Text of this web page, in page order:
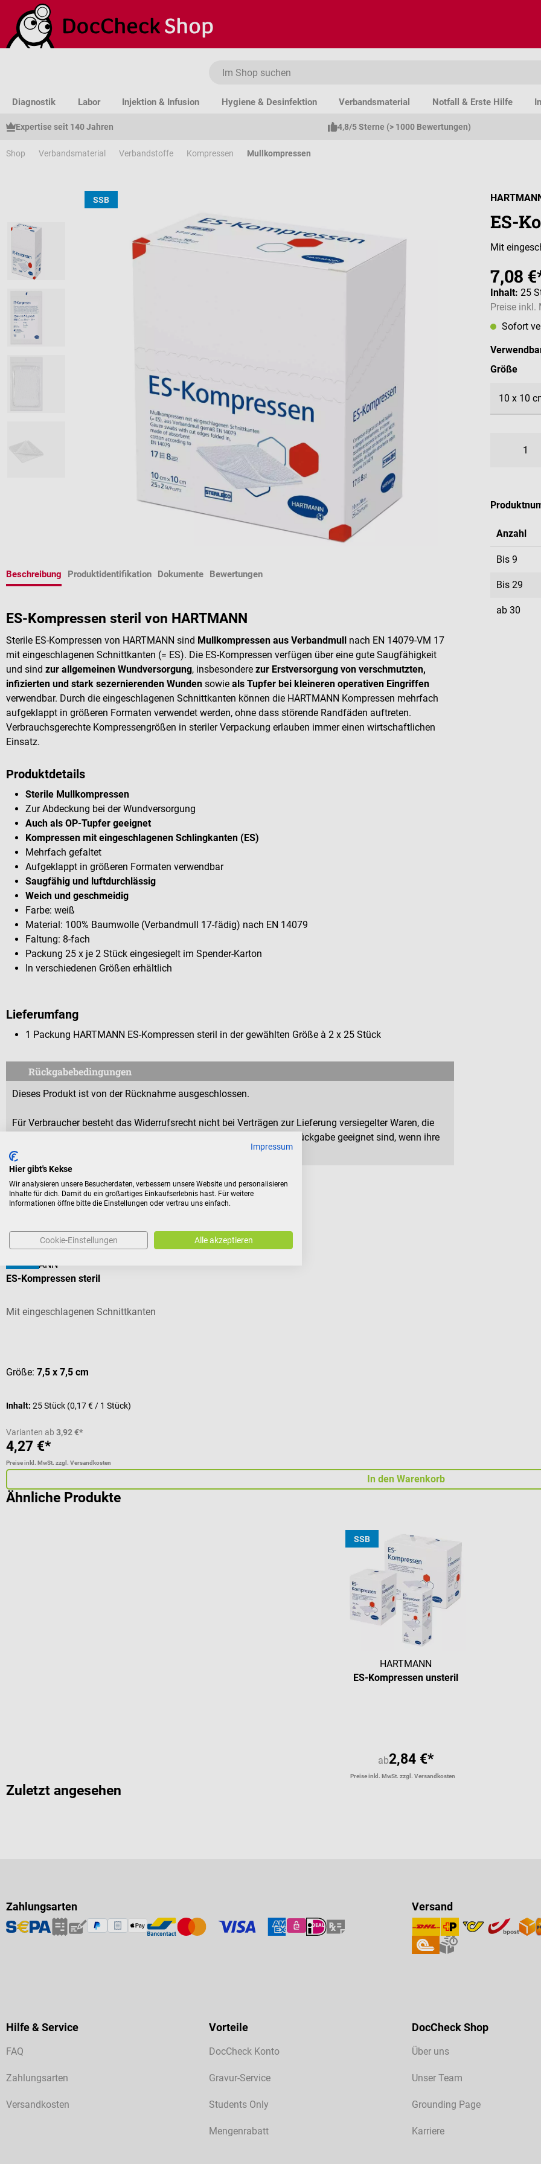
Hauptinhalt springen
Zur Suche springen
Zur Hauptnavigation springen
Diagnostik Labor Injektion & Infusion Hygiene & Desinfektion Verbandsmaterial Notfall & Erste Hilfe
Expertise seit 140 Jahren 4,8/5 Sterne (> 1000 Bewertungen)
Shop Verbandsmaterial Verbandstoffe Kompressen Mullkompressen
SSB
ES-
Mit
7,08
Inhalt:25
Preise inkl.
Sofort
Größe
Anzahl
Bis9
Bis29
ab30
Beschreibung Produktidentifikation Dokumente Bewertungen
ES-Kompressen steril von HARTMANN
Sterile ES-Kompressen von HARTMANN sind Mullkompressen aus Verbandmull
nach EN 14079-VM 17
mit eingeschlagenen Schnittkanten (= ES). Die ES-Kompressen verfügen über eine gute Saugfähigkeit
und sind zur allgemeinen Wundversorgung, insbesondere zur Erstversorgung von verschmutzten,
infizierten und stark sezernierenden Wunden sowie als Tupfer bei kleineren operativen Eingriffen
verwendbar. Durch die eingeschlagenen Schnittkanten können die HARTMANN Kompressen mehrfach
aufgeklappt in größeren Formaten verwendet werden, ohne dass störende Randfäden auftreten.
Verbrauchsgerechte Kompressengrößen in steriler Verpackung erlauben immer einen wirtschaftlichen
Einsatz.
Produktdetails
Sterile Mullkompressen
Zur Abdeckung bei der Wundversorgung
Auch als OP-Tupfer geeignet
Kompressen mit eingeschlagenen Schlingkanten (ES)
Mehrfach gefaltet
Aufgeklappt in größeren Formaten verwendbar
Saugfähig und luftdurchlässig
Weich und geschmeidig
Farbe: weiß
Material: 100% Baumwolle (Verbandmull 17-fädig) nach EN 14079
Faltung: 8-fach
Packung 25 x je 2 Stück eingesiegelt im Spender-Karton
In verschiedenen Größen erhältlich
Lieferumfang
1 Packung HARTMANN ES-Kompressen steril in der gewählten Größe à 2 x 25 Stück
Rückgabebedingungen
Dieses Produkt ist von der Rücknahme ausgeschlossen.
Für Verbraucher besteht das Widerrufsrecht nicht bei Verträgen zur Lieferung versiegelter Waren, die
aus Gründen des Gesundheitsschutzes oder der Hygiene nicht zur Rückgabe geeignet sind, wenn ihre
Versiegelung nach der Lieferung entfernt wurde.
HARTMANN
ES-Kompressen steril
Mit eingeschlagenen Schnittkanten
Größe: 7,5 x 7,5 cm
Inhalt: 25 Stück (0,17 € / 1 Stück)
Varianten ab 3,92 €*
4,27 €*
Preise inkl. MwSt. zzgl. Versandkosten
In den Warenkorb
Ähnliche Produkte
SSB
HARTMANN
ES-Kompressen unsteril
ab2,84 €*
Preise inkl. MwSt. zzgl. Versandkosten
Zuletzt angesehen
Zahlungsarten Versand
Hilfe & Service
FAQ
Zahlungsarten
Versandkosten
Vorteile
DocCheck Konto
Gravur-Service
Students Only
Mengenrabatt
DocCheck Shop
Über uns
Unser Team
Grounding Page
Karriere
Impressum
Hier gibt's Kekse
Wir analysieren unsere Besucherdaten, verbessern unsere Website und personalisieren
Inhalte für dich. Damit du ein großartiges Einkaufserlebnis hast. Für weitere
Informationen öffne bitte die Einstellungen oder vertrau uns einfach.
Cookie-Einstellungen Alle akzeptieren